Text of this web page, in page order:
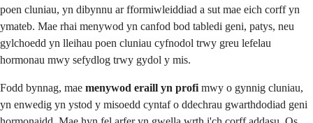
poen cluniau, yn dibynnu ar fformiwleiddiad a sut mae eich corff yn
ymateb. Mae rhai menywod yn canfod bod tabledi geni, patys, neu
gylchoedd yn lleihau poen cluniau cyfnodol trwy greu lefelau
hormonau mwy sefydlog trwy gydol y mis.
Fodd bynnag, mae menywod eraill yn profi mwy o gynnig cluniau,
yn enwedig yn ystod y misoedd cyntaf o ddechrau gwarthdodiad geni